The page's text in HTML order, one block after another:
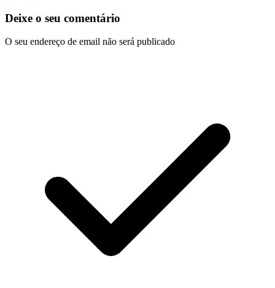
Deixe o seu comentário
O seu endereço de email não será publicado